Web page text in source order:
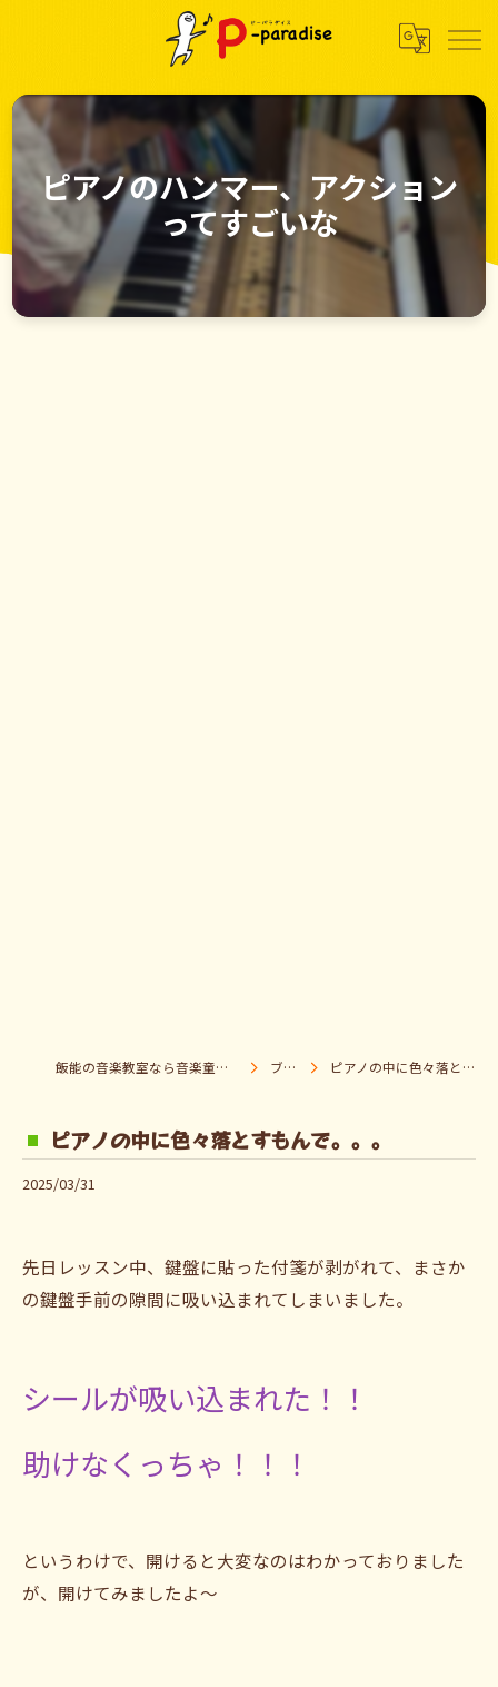
ピアノのハンマー、アクション
ってすごいな
飯能の音楽教室なら音楽童クラブ Pパラダイス ブログ ピアノの中に色々落とすもんで。。。
ピアノの中に色々落とすもんで。。。
2025/03/31
先日レッスン中、鍵盤に貼った付箋が剥がれて、まさか
の鍵盤手前の隙間に吸い込まれてしまいました。
シールが吸い込まれた！！
助けなくっちゃ！！！
というわけで、開けると大変なのはわかっておりました
が、開けてみましたよ〜